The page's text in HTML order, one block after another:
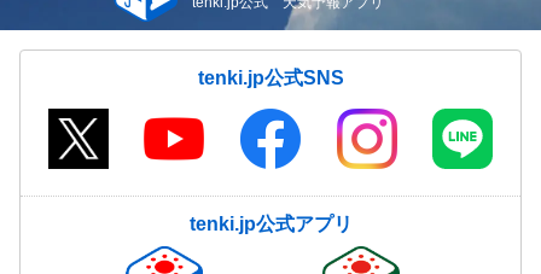
tenki.jp公式SNS
tenki.jp公式アプリ